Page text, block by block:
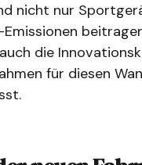
nicht nur
die
für diesen